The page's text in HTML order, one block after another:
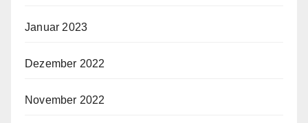
Januar 2023
Dezember 2022
November 2022